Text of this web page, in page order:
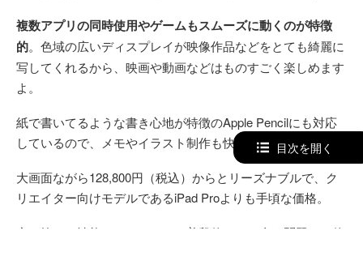
複数アプリの同時使用やゲームもスムーズに動くのが特徴
的。色域の広いディスプレイが映像作品などをとても綺麗に
写してくれるから、映画や動画などはものすごく楽しめます
よ。
紙で書いてるような書き心地が特徴のApple Pencilにも対応
しているので、メモやイラスト制作も快適に行えます。
大画面ながら128,800円（税込）からとリーズナブルで、ク
リエイター向けモデルであるiPad Proよりも手頃な価格。
突き抜けた性能はないものの、普段使いには全く問題ない使
目次を開く